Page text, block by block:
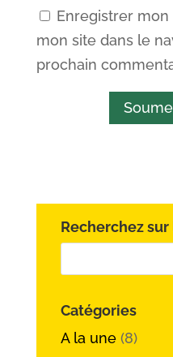
Enregistrer
mon site dans le
prochain
Recherchez
Catégories
A la une(8)